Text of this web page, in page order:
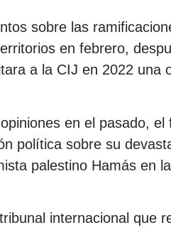
sobre las
en febrero,
a la CIJ en 2022 una
en el pasado, el
política sobre su
palestino Hamás en
internacional que